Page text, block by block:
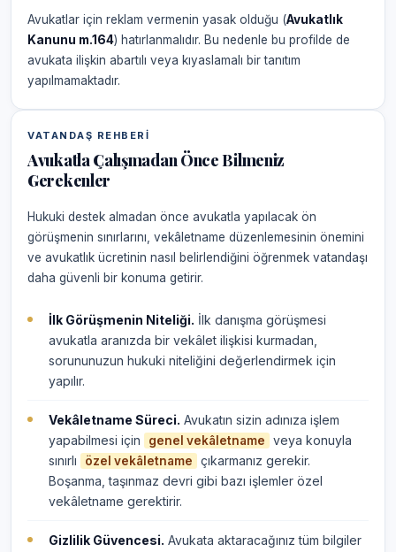
Avukatlar için reklam vermenin yasak olduğu (Avukatlık
Kanunu m.164) hatırlanmalıdır. Bu nedenle bu profilde de
avukata ilişkin abartılı veya kıyaslamalı bir tanıtım
yapılmamaktadır.
VATANDAŞ REHBERI
Avukatla Çalışmadan Önce Bilmeniz
Gerekenler
Hukuki destek almadan önce avukatla yapılacak ön
görüşmenin sınırlarını, vekâletname düzenlemesinin önemini
ve avukatlık ücretinin nasıl belirlendiğini öğrenmek vatandaşı
daha güvenli bir konuma getirir.
İlk Görüşmenin Niteliği. İlk danışma görüşmesi
avukatla aranızda bir vekâlet ilişkisi kurmadan,
sorununuzun hukuki niteliğini değerlendirmek için
yapılır.
Vekâletname Süreci. Avukatın sizin adınıza işlem
yapabilmesi için
genel vekâletname
veya konuyla
sınırlı
özel vekâletname
çıkarmanız gerekir.
Boşanma, taşınmaz devri gibi bazı işlemler özel
vekâletname gerektirir.
Gizlilik Güvencesi. Avukata aktaracağınız tüm bilgiler